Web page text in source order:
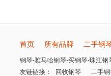
首页 所有品牌 二手钢
钢琴-雅马哈钢琴-买钢琴-珠江
友链链接：
回收钢琴 二手